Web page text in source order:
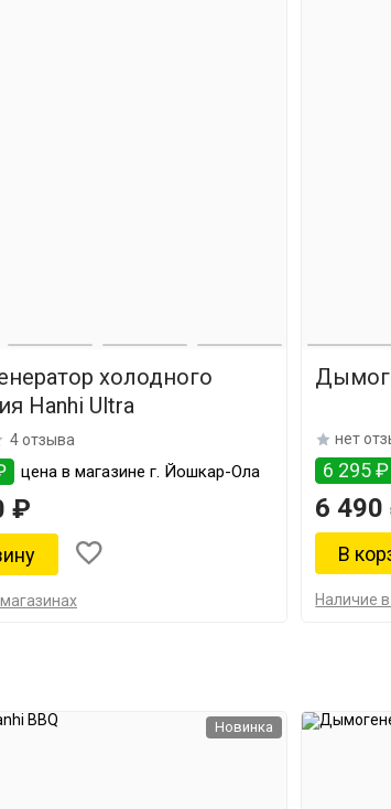
холодного
Hanhi Ultra
4 отзыва
цена в магазине г. Йошкар-Ола
₽
нет
6 295 ₽
6 490
Наличие
Новинка